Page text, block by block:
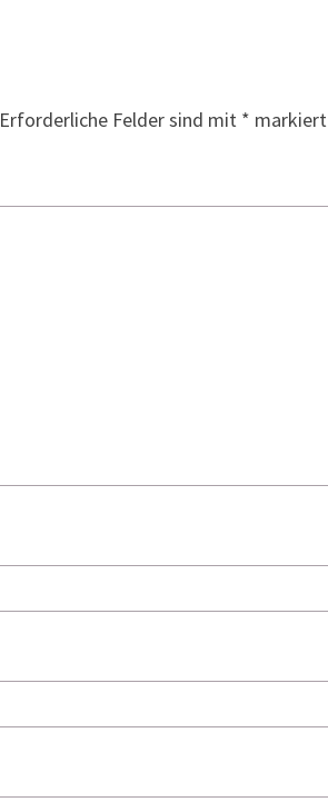
Erforderliche Felder sind mit * markiert